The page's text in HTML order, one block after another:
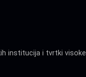
institucija i tvrtki